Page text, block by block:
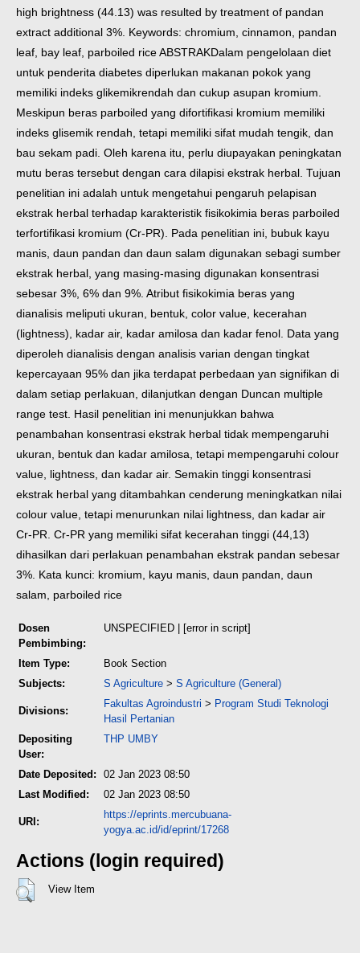
high brightness (44.13) was resulted by treatment of pandan
extract additional 3%. Keywords: chromium, cinnamon, pandan
leaf, bay leaf, parboiled riceABSTRAKDalam pengelolaan diet
untuk penderita diabetes diperlukan makanan pokok yang
memiliki indeks glikemikrendah dan cukup asupan kromium.
Meskipun beras parboiled yang difortifikasi kromium memiliki
indeks glisemik rendah, tetapi memiliki sifat mudah tengik, dan
bau sekam padi. Oleh karena itu, perlu diupayakan peningkatan
mutu beras tersebut dengan cara dilapisi ekstrak herbal. Tujuan
penelitian ini adalah untuk mengetahui pengaruh pelapisan
ekstrak herbal terhadap karakteristik fisikokimia beras parboiled
terfortifikasi kromium (Cr-PR). Pada penelitian ini, bubuk kayu
manis, daun pandan dan daun salam digunakan sebagi sumber
ekstrak herbal, yang masing-masing digunakan konsentrasi
sebesar 3%, 6% dan 9%. Atribut fisikokimia beras yang
dianalisis meliputi ukuran, bentuk, color value, kecerahan
(lightness), kadar air, kadar amilosa dan kadar fenol. Data yang
diperoleh dianalisis dengan analisis varian dengan tingkat
kepercayaan 95% dan jika terdapat perbedaan yan signifikan di
dalam setiap perlakuan, dilanjutkan dengan Duncan multiple
range test. Hasil penelitian ini menunjukkan bahwa
penambahan konsentrasi ekstrak herbal tidak mempengaruhi
ukuran, bentuk dan kadar amilosa, tetapi mempengaruhi colour
value, lightness, dan kadar air. Semakin tinggi konsentrasi
ekstrak herbal yang ditambahkan cenderung meningkatkan nilai
colour value, tetapi menurunkan nilai lightness, dan kadar air
Cr-PR. Cr-PR yang memiliki sifat kecerahan tinggi (44,13)
dihasilkan dari perlakuan penambahan ekstrak pandan sebesar
3%. Kata kunci: kromium, kayu manis, daun pandan, daun
salam, parboiled rice
Dosen
Pembimbing:
UNSPECIFIED | [error in script]
Item Type:
Book Section
Subjects:
S Agriculture > S Agriculture (General)
Divisions:
Fakultas Agroindustri > Program Studi Teknologi
Hasil Pertanian
Depositing
User:
THP UMBY
Date Deposited:
02 Jan 2023 08:50
Last Modified:
02 Jan 2023 08:50
URI:
https://eprints.mercubuana-
yogya.ac.id/id/eprint/17268
Actions (login required)
View Item